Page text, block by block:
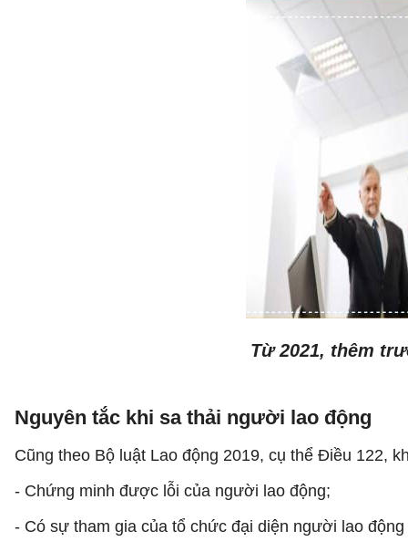
Từ 2021, thêm
Nguyên tắc khi sa thải người lao động
Cũng theo Bộ luật Lao động 2019, cụ thể Điều 122,
- Chứng minh được lỗi của người lao động;
- Có sự tham gia của tổ chức đại diện người lao